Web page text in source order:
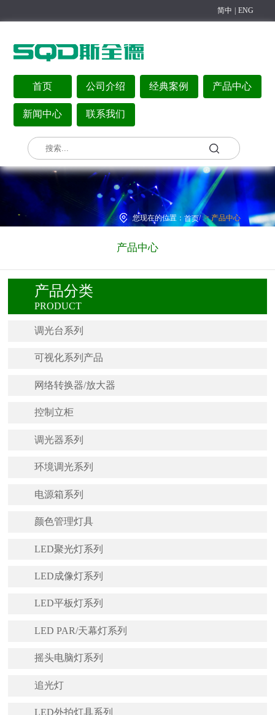
简中 ENG
首页 公司介绍 经典案例 产品中心
新闻中心 联系我们
您现在的位置：首页/ >产品中心
产品中心
产品分类
PRODUCT
调光台系列
可视化系列产品
网络转换器/放大器
控制立柜
调光器系列
环境调光系列
电源箱系列
颜色管理灯具
LED聚光灯系列
LED成像灯系列
LED平板灯系列
LED PAR/天幕灯系列
摇头电脑灯系列
追光灯
LED外拍灯具系列